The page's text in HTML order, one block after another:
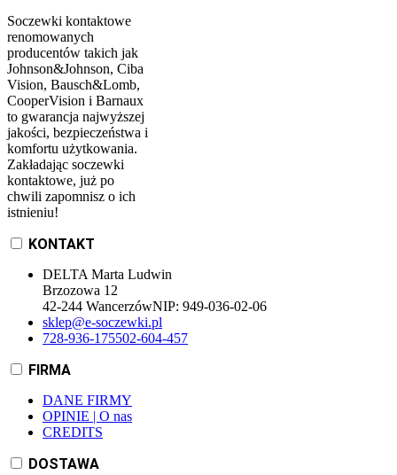
Soczewki kontaktowe
renomowanych
producentów takich jak
Johnson&Johnson, Ciba
Vision, Bausch&Lomb,
CooperVision i Barnaux
to gwarancja najwyższej
jakości, bezpieczeństwa i
komfortu użytkowania.
Zakładając soczewki
kontaktowe, już po
chwili zapomnisz o ich
istnieniu!
KONTAKT
DELTA Marta Ludwin
Brzozowa 12
42-244 WancerzówNIP: 949-036-02-06
sklep@e-soczewki.pl
728-936-175502-604-457
FIRMA
DANE FIRMY
OPINIE | O nas
CREDITS
DOSTAWA